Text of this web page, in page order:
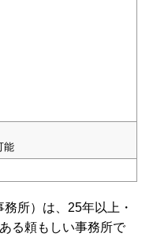
能
所）は、25年以上・
る頼もしい事務所で